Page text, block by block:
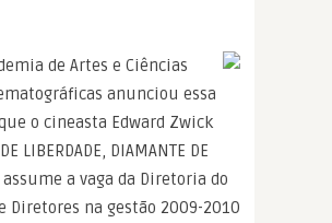
de Artes e Ciências
anunciou essa
o cineasta Edward Zwick
LIBERDADE, DIAMANTE DE
assume a vaga da Diretoria do
Diretores na gestão 2009-2010